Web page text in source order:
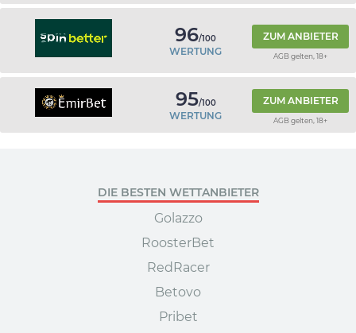
96/100
WERTUNG
ZUM ANBIETER
AGB gelten, 18+
95/100
WERTUNG
ZUM ANBIETER
AGB gelten, 18+
DIE BESTEN WETTANBIETER
Golazzo
RoosterBet
RedRacer
Betovo
Pribet